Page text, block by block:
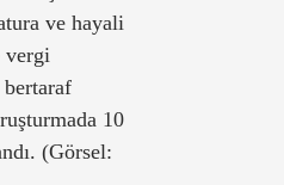
ve hayali
vergi
10
(Görsel: